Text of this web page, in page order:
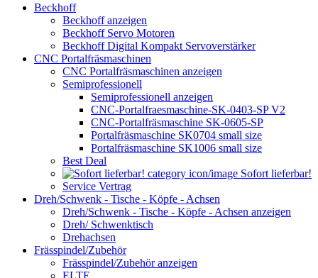
Beckhoff
Beckhoff anzeigen
Beckhoff Servo Motoren
Beckhoff Digital Kompakt Servoverstärker
CNC Portalfräsmaschinen
CNC Portalfräsmaschinen anzeigen
Semiprofessionell
Semiprofessionell anzeigen
CNC-Portalfraesmaschine-SK-0403-SP V2
CNC-Portalfräsmaschine SK-0605-SP
Portalfräsmaschine SK0704 small size
Portalfräsmaschine SK1006 small size
Best Deal
Sofort lieferbar!
Service Vertrag
Dreh/Schwenk - Tische - Köpfe - Achsen
Dreh/Schwenk - Tische - Köpfe - Achsen anzeigen
Dreh/ Schwenktisch
Drehachsen
Frässpindel/Zubehör
Frässpindel/Zubehör anzeigen
ELTE